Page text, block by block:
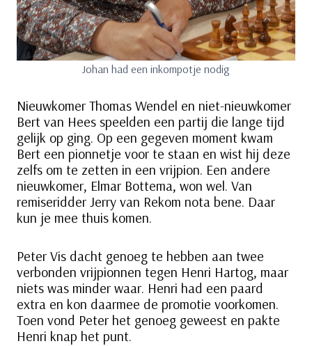
Johan had een inkompotje nodig
Nieuwkomer Thomas Wendel en niet-nieuwkomer
Bert van Hees speelden een partij die lange tijd
gelijk op ging. Op een gegeven moment kwam
Bert een pionnetje voor te staan en wist hij deze
zelfs om te zetten in een vrijpion. Een andere
nieuwkomer, Elmar Bottema, won wel. Van
remiseridder Jerry van Rekom nota bene. Daar
kun je mee thuis komen.
Peter Vis dacht genoeg te hebben aan twee
verbonden vrijpionnen tegen Henri Hartog, maar
niets was minder waar. Henri had een paard
extra en kon daarmee de promotie voorkomen.
Toen vond Peter het genoeg geweest en pakte
Henri knap het punt.